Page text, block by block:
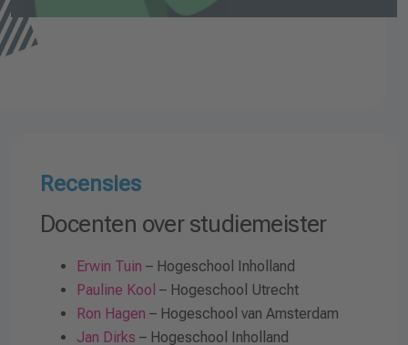
Recensies
Docenten over studiemeister
Erwin Tuin – Hogeschool Inholland
Pauline Kool – Hogeschool Utrecht
Ron Hagen – Hogeschool van Amsterdam
Jan Dirks – Hogeschool Inholland